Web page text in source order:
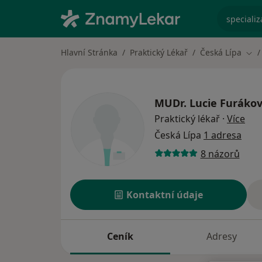
Hlavní Stránka Praktický Lékař Česká Lípa
MUDr. Lucie
Praktický lékař · Více
Česká Lípa 1 adresa
8 názorů
Kontaktní údaje
Ceník Adresy